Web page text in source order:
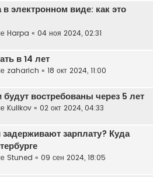
электронном виде: как это
Harpa « 04 ноя 2024, 02:31
в 14 лет
zaharich « 18 окт 2024, 11:00
востребованы через 5 лет
Kulikov « 02 окт 2024, 04:33
зарплату? Куда
Stuned « 09 сен 2024, 18:05